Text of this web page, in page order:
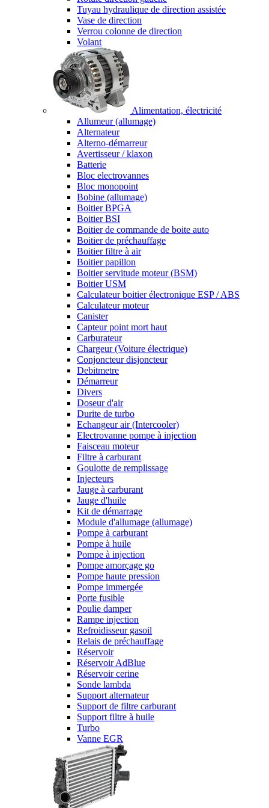
Tuyau hydraulique de direction assistée
Vase de direction
Verrou colonne de direction
Volant
Alimentation, électricité
Allumeur (allumage)
Alternateur
Alterno-démarreur
Avertisseur / klaxon
Batterie
Bloc electrovannes
Bloc monopoint
Bobine (allumage)
Boitier BPGA
Boitier BSI
Boitier de commande de boite auto
Boitier de préchauffage
Boitier filtre à air
Boitier papillon
Boitier servitude moteur (BSM)
Boitier USM
Calculateur boitier électronique ESP / ABS
Calculateur moteur
Canister
Capteur point mort haut
Carburateur
Chargeur (Voiture électrique)
Conjoncteur disjoncteur
Debitmetre
Démarreur
Divers
Doseur d'air
Durite de turbo
Echangeur air (Intercooler)
Electrovanne pompe à injection
Faisceau moteur
Filtre à carburant
Goulotte de remplissage
Injecteurs
Jauge à carburant
Jauge d'huile
Kit de démarrage
Module d'allumage (allumage)
Pompe à carburant
Pompe à huile
Pompe à injection
Pompe amorçage go
Pompe haute pression
Pompe immergée
Porte fusible
Poulie damper
Rampe injection
Refroidisseur gasoil
Relais de préchauffage
Réservoir
Réservoir AdBlue
Réservoir cerine
Sonde lambda
Support alternateur
Support de filtre carburant
Support filtre à huile
Turbo
Vanne EGR